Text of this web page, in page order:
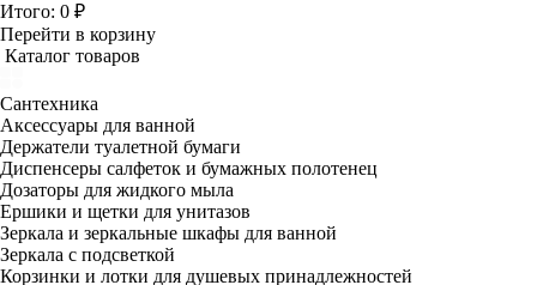
Итого: 0 ₽
Перейти в корзину
Каталог товаров
Сантехника
Аксессуары для ванной
Держатели туалетной бумаги
Диспенсеры салфеток и бумажных полотенец
Дозаторы для жидкого мыла
Ершики и щетки для унитазов
Зеркала и зеркальные шкафы для ванной
Зеркала с подсветкой
Корзинки и лотки для душевых принадлежностей